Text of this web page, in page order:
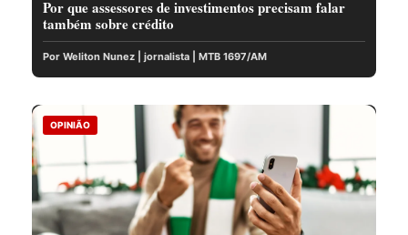
Por que assessores de investimentos precisam falar
também sobre crédito
Por Weliton Nunez | jornalista | MTB 1697/AM
OPINIÃO